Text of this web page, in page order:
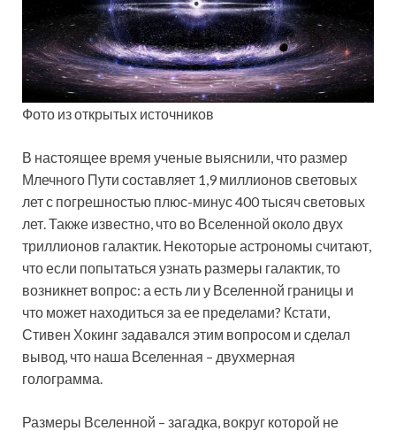
Фото из открытых источников
В настоящее время ученые выяснили, что размер
Млечного Пути составляет 1,9 миллионов световых
лет с погрешностью плюс-минус 400 тысяч световых
лет. Также известно, что во Вселенной около двух
триллионов галактик. Некоторые астрономы считают,
что если попытаться узнать размеры галактик, то
возникнет вопрос: а есть ли у Вселенной границы и
что может находиться за ее пределами? Кстати,
Стивен Хокинг задавался этим вопросом и сделал
вывод, что наша Вселенная – двухмерная
голограмма.
Размеры Вселенной – загадка, вокруг которой не